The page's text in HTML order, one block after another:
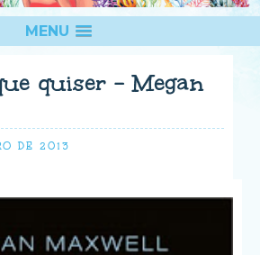
MENU
quiser - Megan
DE 2013